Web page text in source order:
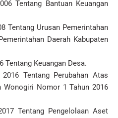
Tentang Bantuan Keuangan
Tentang Urusan Pemerintahan
Daerah Kabupaten
Tentang Keuangan Desa.
Tentang Perubahan Atas
Wonogiri Nomor 1 Tahun 2016
Tentang Pengelolaan Aset